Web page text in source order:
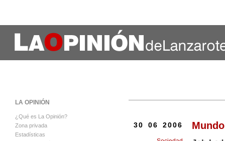
30 06 2006
LA OPINIÓN
¿Qué es La Opinión?
Zona privada
Estadísticas